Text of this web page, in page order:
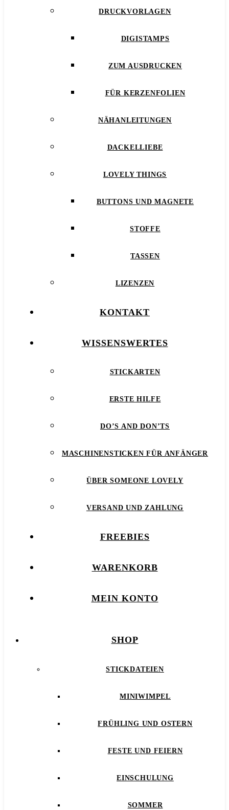
DRUCKVORLAGEN
DIGISTAMPS
ZUM AUSDRUCKEN
FÜR KERZENFOLIEN
NÄHANLEITUNGEN
DACKELLIEBE
LOVELY THINGS
BUTTONS UND MAGNETE
STOFFE
TASSEN
LIZENZEN
KONTAKT
WISSENSWERTES
STICKARTEN
ERSTE HILFE
DO’S AND DON’TS
MASCHINENSTICKEN FÜR ANFÄNGER
ÜBER SOMEONE LOVELY
VERSAND UND ZAHLUNG
FREEBIES
WARENKORB
MEIN KONTO
SHOP
STICKDATEIEN
MINIWIMPEL
FRÜHLING UND OSTERN
FESTE UND FEIERN
EINSCHULUNG
SOMMER